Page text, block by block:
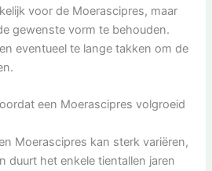
voor de Moerascipres, maar
gewenste vorm te behouden.
eventueel te lange takken om de
een Moerascipres volgroeid
Moerascipres kan sterk variëren,
duurt het enkele tientallen jaren